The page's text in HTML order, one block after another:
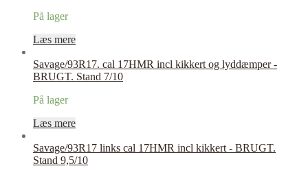
På lager
Læs mere
Savage/93R17. cal 17HMR incl kikkert og lyddæmper -
BRUGT. Stand 7/10
På lager
Læs mere
Savage/93R17 links cal 17HMR incl kikkert - BRUGT.
Stand 9,5/10